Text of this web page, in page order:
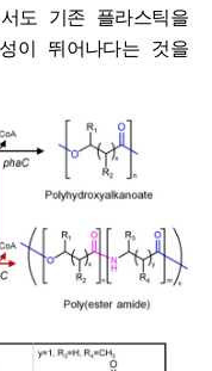
서도 기존 플라스틱을
이 뛰어나다는 것을